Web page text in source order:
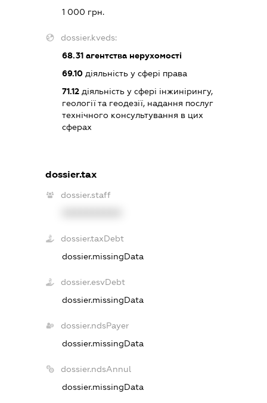
1 000 грн.
dossier.kveds:
68.31 агентства нерухомості
69.10 діяльність у сфері права
71.12 діяльність у сфері інжинірингу,
геології та геодезії, надання послуг
технічного консультування в цих
сферах
dossier.tax
dossier.staff
dossier.taxDebt
dossier.missingData
dossier.esvDebt
dossier.missingData
dossier.ndsPayer
dossier.missingData
dossier.ndsAnnul
dossier.missingData